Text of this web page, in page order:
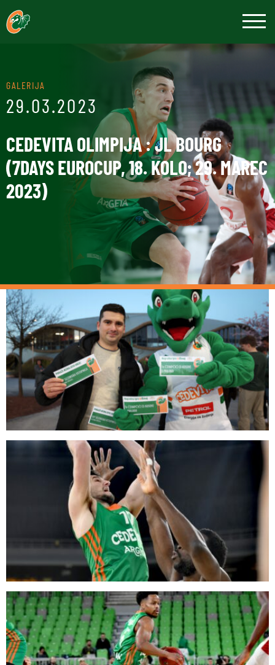
GALERIJA
29.03.2023
CEDEVITA OLIMPIJA : JL BOURG
(7DAYS EUROCUP, 18. KOLO; 29. MAREC
2023)